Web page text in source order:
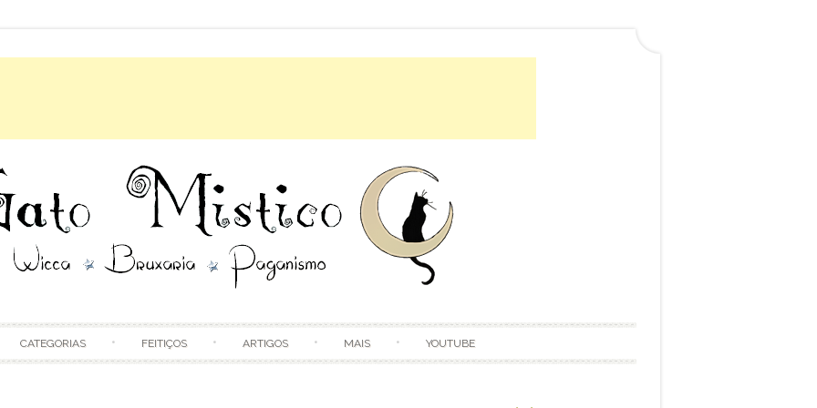
CATEGORIAS FEITIÇOS ARTIGOS MAIS YOUTUBE